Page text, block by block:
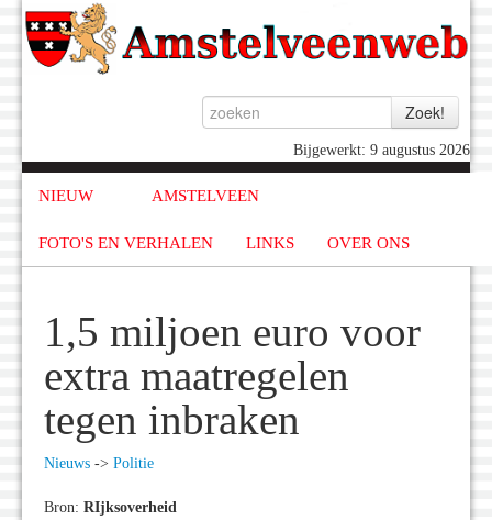
Bijgewerkt: 9 augustus 2026
NIEUW AMSTELVEEN
FOTO'S EN VERHALEN LINKS OVER ONS
1,5 miljoen euro voor
extra maatregelen
tegen inbraken
Nieuws -> Politie
Bron: RIjksoverheid